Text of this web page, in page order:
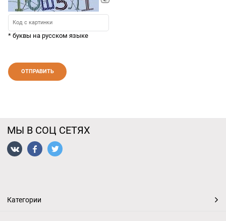
* буквы на русском языке
МЫ В СОЦ СЕТЯХ
Категории